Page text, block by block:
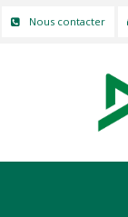
Nous contacter